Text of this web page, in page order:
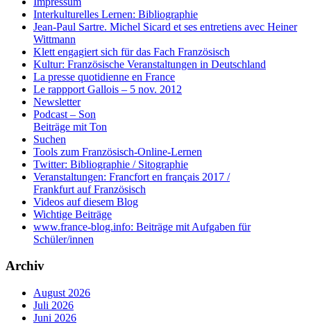
Interkulturelles Lernen: Bibliographie
Jean-Paul Sartre. Michel Sicard et ses entretiens avec Heiner
Wittmann
Klett engagiert sich für das Fach Französisch
Kultur: Französische Veranstaltungen in Deutschland
La presse quotidienne en France
Le rappport Gallois – 5 nov. 2012
Newsletter
Podcast – Son
Beiträge mit Ton
Suchen
Tools zum Französisch-Online-Lernen
Twitter: Bibliographie / Sitographie
Veranstaltungen: Francfort en français 2017 /
Frankfurt auf Französisch
Videos auf diesem Blog
Wichtige Beiträge
www.france-blog.info: Beiträge mit Aufgaben für
Schüler/innen
Archiv
August 2026
Juli 2026
Juni 2026